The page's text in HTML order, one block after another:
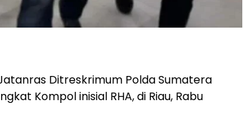
Ditreskrimum Polda Sumatera
Kompol inisial RHA, di Riau, Rabu